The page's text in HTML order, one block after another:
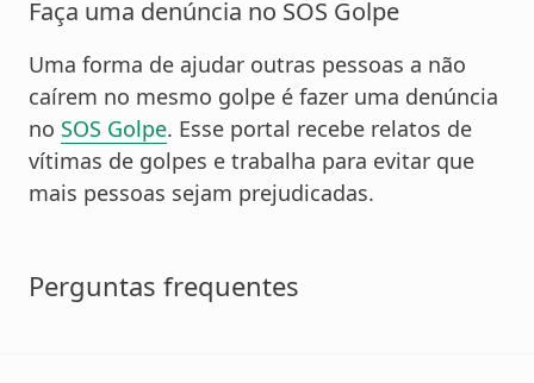
Faça uma denúncia no SOS Golpe
Uma forma de ajudar outras pessoas a não
caírem no mesmo golpe é fazer uma denúncia
no SOS Golpe. Esse portal recebe relatos de
vítimas de golpes e trabalha para evitar que
mais pessoas sejam prejudicadas.
Perguntas frequentes